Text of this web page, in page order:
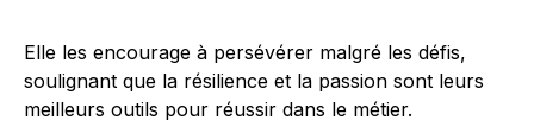
Elle les encourage à persévérer malgré les défis,
soulignant que la résilience et la passion sont leurs
meilleurs outils pour réussir dans le métier.